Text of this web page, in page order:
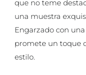
que no teme
una muestra
Engarzado con
promete un toque
estilo.